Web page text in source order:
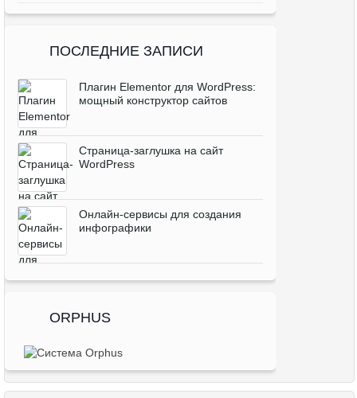
ПОСЛЕДНИЕ ЗАПИСИ
Плагин Elementor для WordPress:
мощный конструктор сайтов
Cтраница-заглушка на сайт
WordPress
Онлайн-сервисы для создания
инфографики
ORPHUS